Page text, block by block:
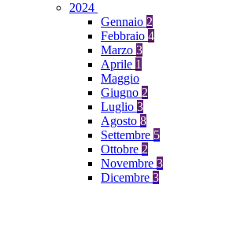
2024
Gennaio 2
Febbraio 4
Marzo 3
Aprile 1
Maggio
Giugno 2
Luglio 3
Agosto 8
Settembre 5
Ottobre 2
Novembre 3
Dicembre 3